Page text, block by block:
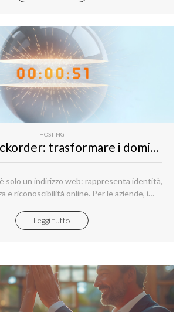
HOSTING
Domain Backorder: trasformare i domini in scadenza in opportunità
solo un indirizzo web: rappresenta identità,
e riconoscibilità online. Per le aziende, i
significa presidiare il mercato digitale,
in modo organico e rafforzare la propria
Leggi tutto